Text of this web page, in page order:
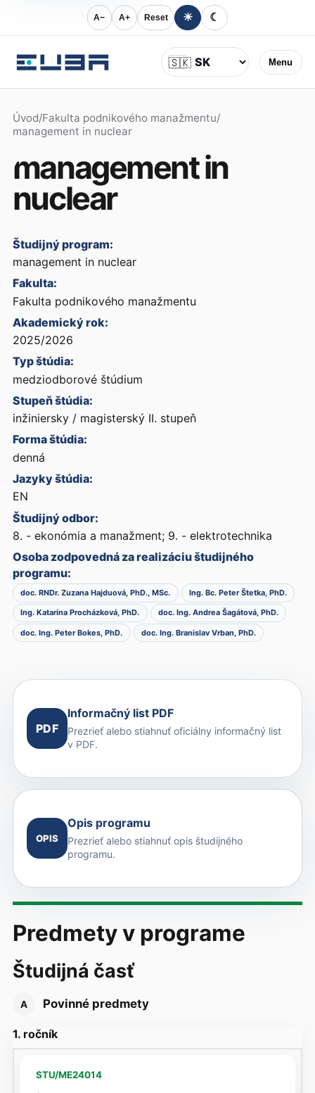
A− A+ Reset ☀ ☾
Menu
Jazyk
🇸🇰
Úvod/Fakulta podnikového manažmentu/
management in nuclear
management in
nuclear
Študijný program:
management in nuclear
Fakulta:
Fakulta podnikového manažmentu
Akademický rok:
2025/2026
Typ štúdia:
medziodborové štúdium
Stupeň štúdia:
inžiniersky / magisterský II. stupeň
Forma štúdia:
denná
Jazyky štúdia:
EN
Študijný odbor:
8. - ekonómia a manažment; 9. - elektrotechnika
Osoba zodpovedná za realizáciu študijného
programu:
doc. RNDr. Zuzana Hajduová, PhD., MSc. Ing. Bc. Peter Štetka, PhD.
Ing. Katarína Procházková, PhD. doc. Ing. Andrea Šagátová, PhD.
doc. Ing. Peter Bokes, PhD. doc. Ing. Branislav Vrban, PhD.
PDF
Informačný list PDF
Prezrieť alebo stiahnuť oficiálny informačný list
v PDF.
OPIS
Opis programu
Prezrieť alebo stiahnuť opis študijného
programu.
Predmety v programe
Študijná časť
A Povinné predmety
1. ročník
STU/ME24014